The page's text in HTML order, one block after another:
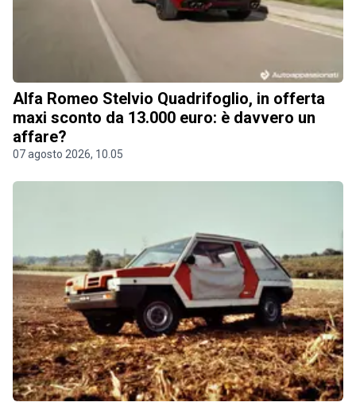
Alfa Romeo Stelvio Quadrifoglio, in offerta
maxi sconto da 13.000 euro: è davvero un
affare?
07 agosto 2026, 10.05